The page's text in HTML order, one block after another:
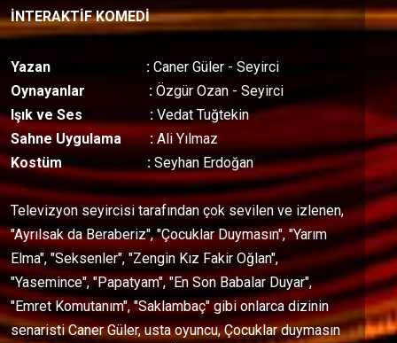
İNTERAKTİF KOMEDİ
Yazan : Caner Güler - Seyirci
Oynayanlar : Özgür Ozan - Seyirci
Işık ve Ses : Vedat Tuğtekin
Sahne Uygulama :Ali Yılmaz
Kostüm : Seyhan Erdoğan
Televizyon seyircisi tarafından çok sevilen ve izlenen,
"Ayrılsak da Beraberiz", "Çocuklar Duymasın", "Yarım
Elma", "Seksenler", "Zengin Kız Fakir Oğlan",
"Yasemince", "Papatyam", "En Son Babalar Duyar",
"Emret Komutanım", "Saklambaç" gibi onlarca dizinin
senaristi Caner Güler, usta oyuncu, Çocuklar duymasın